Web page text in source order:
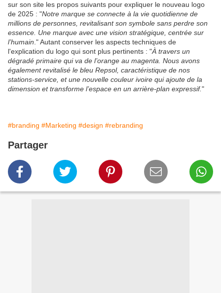
sur son site les propos suivants pour expliquer le nouveau logo
de 2025 : "Notre marque se connecte à la vie quotidienne de
millions de personnes, revitalisant son symbole sans perdre son
essence. Une marque avec une vision stratégique, centrée sur
l’humain ." Autant conserver les aspects techniques de
l'explication du logo qui sont plus pertinents : "À travers un
dégradé primaire qui va de l’orange au magenta. Nous avons
également revitalisé le bleu Repsol, caractéristique de nos
stations-service, et une nouvelle couleur ivoire qui ajoute de la
dimension et transforme l’espace en un arrière-plan expressif."
#branding #Marketing #design #rebranding
Partager